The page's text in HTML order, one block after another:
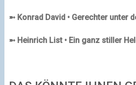
➼Konrad David • Gerechter unter
➼ Heinrich List • Ein ganz stiller